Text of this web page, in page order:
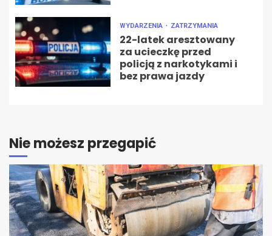
WYDARZENIA ZATRZYMANIA
22-latek aresztowany
za ucieczkę przed
policją z narkotykami i
bez prawa jazdy
Nie możesz przegapić